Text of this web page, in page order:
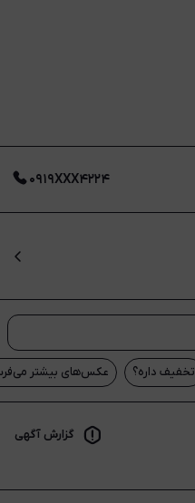
۰۹۱۹XXX۴۲۲۴
تخفیف داره؟ عکس‌های بیشتر
گزارش آگهی